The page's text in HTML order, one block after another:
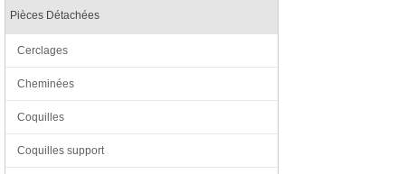
Pièces Détachées
Cerclages
Cheminées
Coquilles
Coquilles support